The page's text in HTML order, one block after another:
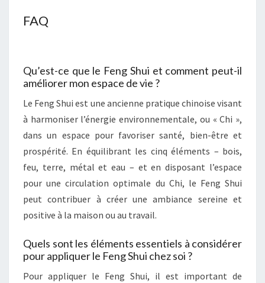
FAQ
Qu’est-ce que le Feng Shui et comment peut-il
améliorer mon espace de vie ?
Le Feng Shui est une ancienne pratique chinoise visant
à harmoniser l’énergie environnementale, ou « Chi »,
dans un espace pour favoriser santé, bien-être et
prospérité. En équilibrant les cinq éléments – bois,
feu, terre, métal et eau – et en disposant l’espace
pour une circulation optimale du Chi, le Feng Shui
peut contribuer à créer une ambiance sereine et
positive à la maison ou au travail.
Quels sont les éléments essentiels à considérer
pour appliquer le Feng Shui chez soi ?
Pour appliquer le Feng Shui, il est important de